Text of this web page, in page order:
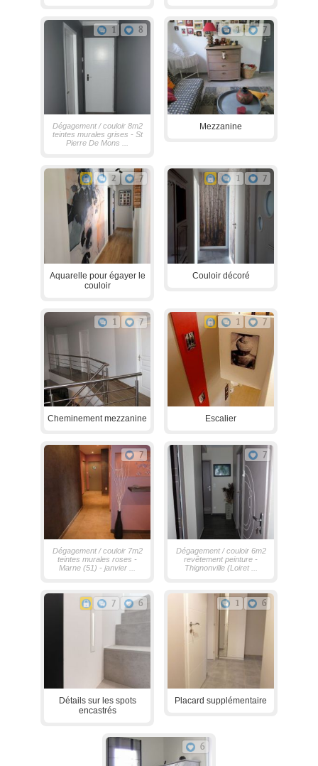
1 8
Dégagement / couloir 8m2
teintes murales grises - St
Pierre De Mons ...
1 7
Mezzanine
2 7
Aquarelle pour égayer le
couloir
1 7
Couloir décoré
1 7
Cheminement mezzanine
1 7
Escalier
7
Dégagement / couloir 7m2
teintes murales roses -
Marne (51) - janvier ...
7
Dégagement / couloir 6m2
revêtement peinture -
Thignonville (Loiret ...
7 6
Détails sur les spots
encastrés
1 6
Placard supplémentaire
6